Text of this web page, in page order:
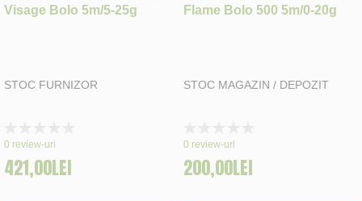
Visage Bolo 5m/5-25g
STOC FURNIZOR
0%
0 review-uri
421,00LEI
Flame Bolo 500 5m/0-20g
STOC MAGAZIN / DEPOZIT
0%
0 review-uri
200,00LEI